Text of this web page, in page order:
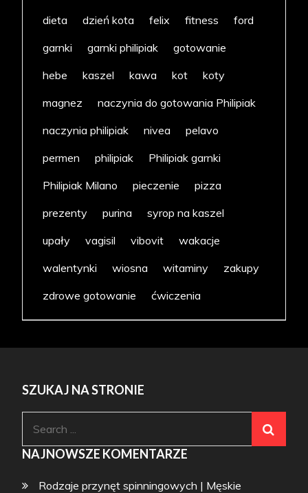
dieta
dzień kota felix fitness
ford
garnki
garnki philipiak
gotowanie
hebe
kaszel kawa kot
koty
magnez
naczynia do gotowania Philipiak
naczynia philipiak
nivea
pelavo
permen
philipiak
Philipiak garnki
Philipiak Milano
pieczenie
pizza
prezenty
purina
syrop na kaszel
upały
vagisil vibovit
wakacje
walentynki
wiosna witaminy
zakupy
zdrowe gotowanie
ćwiczenia
SZUKAJ NA STRONIE
NAJNOWSZE KOMENTARZE
Rodzaje przynęt spinningowych | Męskie